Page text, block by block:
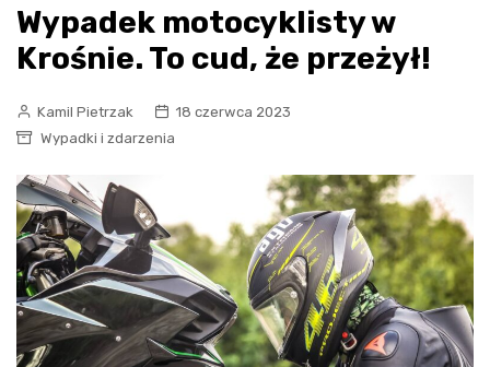
Wypadek motocyklisty w
Krośnie. To cud, że przeżył!
Kamil Pietrzak
18 czerwca 2023
Wypadki i zdarzenia